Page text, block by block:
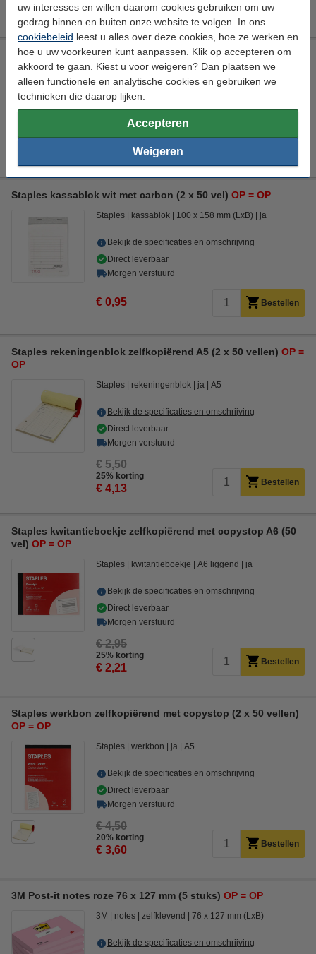
uw interesses en willen daarom cookies gebruiken om uw
gedrag binnen en buiten onze website te volgen. In ons
cookiebeleid leest u alles over deze cookies, hoe ze werken en
hoe u uw voorkeuren kunt aanpassen. Klik op accepteren om
akkoord te gaan. Kiest u voor weigeren? Dan plaatsen we
alleen functionele en analytische cookies en gebruiken we
technieken die daarop lijken.
Accepteren
Weigeren
€ 59,08 Bestellen
Pentel N60 marker zwart (12 stuks)OP = OP
zwart 1,5 - 5,5 mm
Bekijk de specificaties en omschrijving
Niet meer in productie, dus niet meer leverbaar.
Staples kassablok wit met carbon (2 x 50 vel) OP = OP
Staples kassablok 100 x 158 mm (LxB) ja
Bekijk de specificaties en omschrijving
Direct leverbaar
Morgen verstuurd
€ 0,95 Bestellen
Staples rekeningenblok zelfkopiërend A5 (2 x 50 vellen) OP =
OP
Staples rekeningenblok ja A5
Bekijk de specificaties en omschrijving
Direct leverbaar
Morgen verstuurd
€ 5,50
25% korting
€ 4,13 Bestellen
Staples kwitantieboekje zelfkopiërend met copystop A6 (50
vel) OP = OP
Staples kwitantieboekje A6 liggend ja
Bekijk de specificaties en omschrijving
Direct leverbaar
Morgen verstuurd
€ 2,95
25% korting
€ 2,21 Bestellen
Staples werkbon zelfkopiërend met copystop (2 x 50 vellen)
OP = OP
Staples werkbon ja A5
Bekijk de specificaties en omschrijving
Direct leverbaar
Morgen verstuurd
€ 4,50
20% korting
€ 3,60 Bestellen
3M Post-it notes roze 76 x 127 mm (5 stuks) OP = OP
3M notes zelfklevend 76 x 127 mm (LxB)
Bekijk de specificaties en omschrijving